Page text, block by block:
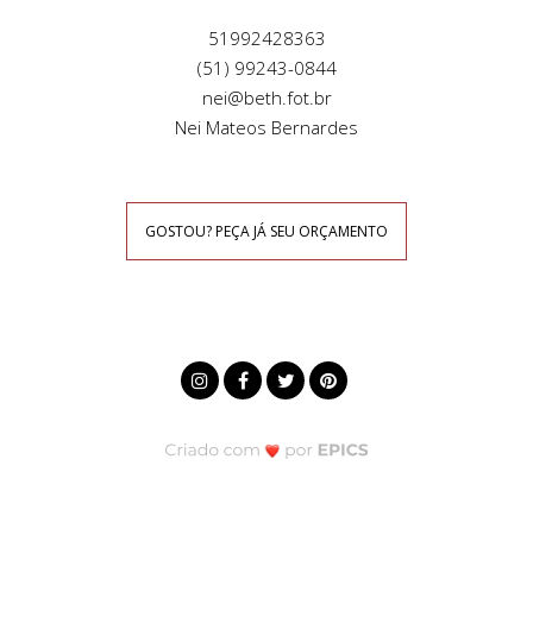
51992428363
(51) 99243-0844
nei@beth.fot.br
Nei Mateos Bernardes
GOSTOU? PEÇA JÁ SEU ORÇAMENTO